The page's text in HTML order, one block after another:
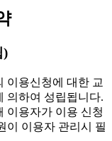
)
용신청에 대한 교
의하여 성립됩니다.
이용자가 이용 신청
이 이용자 관리시 필